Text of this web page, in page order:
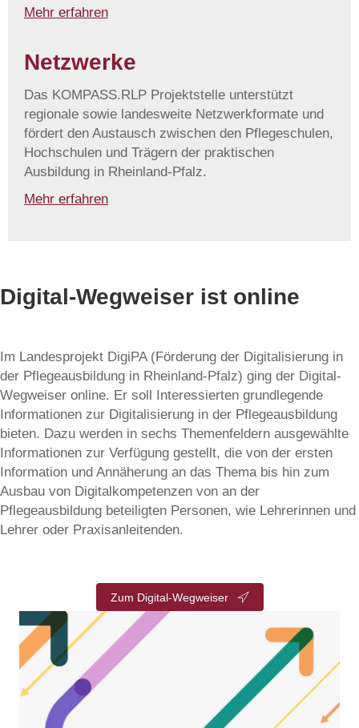
Mehr erfahren
Netzwerke
Das KOMPASS.RLP Projektstelle unterstützt
regionale sowie landesweite Netzwerkformate und
fördert den Austausch zwischen den Pflegeschulen,
Hochschulen und Trägern der praktischen
Ausbildung in Rheinland-Pfalz.
Mehr erfahren
Digital-Wegweiser ist online
Im Landesprojekt DigiPA (Förderung der Digitalisierung in
der Pflegeausbildung in Rheinland-Pfalz) ging der Digital-
Wegweiser online. Er soll Interessierten grundlegende
Informationen zur Digitalisierung in der Pflegeausbildung
bieten. Dazu werden in sechs Themenfeldern ausgewählte
Informationen zur Verfügung gestellt, die von der ersten
Information und Annäherung an das Thema bis hin zum
Ausbau von Digitalkompetenzen von an der
Pflegeausbildung beteiligten Personen, wie Lehrerinnen und
Lehrer oder Praxisanleitenden.
Zum Digital-Wegweiser